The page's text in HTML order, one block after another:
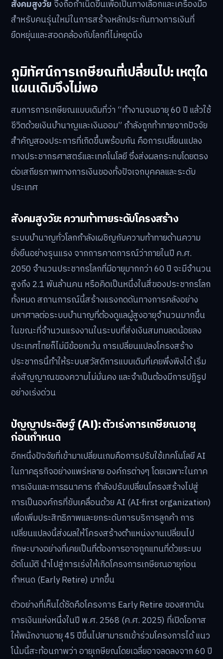
สังคมสูงวัย จึงถือกำเนิดขึ้นเพื่อเป็นทางเลือกและเครื่องมือ
สำหรับคนรุ่นใหม่ในการสร้างหลักประกันทางการเงินที่
ยืดหยุ่นและสอดคล้องกับโลกที่ไม่หยุดนิ่ง
ภูมิทัศน์การเกษียณที่เปลี่ยนไป: เหตุใด
แผนเดิมจึงไม่พอ
สมการการเกษียณแบบเดิมที่ว่า “ทำงานจนอายุ 60 ปี แล้วใช้
ชีวิตด้วยเงินบำนาญและเงินออม” กำลังถูกท้าทายจากปัจจัย
สำคัญสองประการที่เกิดขึ้นพร้อมกัน คือการเปลี่ยนแปลง
ทางประชากรศาสตร์และเทคโนโลยี ซึ่งส่งผลกระทบโดยตรง
ต่อเสถียรภาพทางการเงินของทั้งปัจเจกบุคคลและระดับ
ประเทศ
สังคมสูงวัย: ความท้าทายระดับโครงสร้าง
ระบบบำนาญทั่วโลกกำลังเผชิญกับความท้าทายด้านความ
ยั่งยืนอย่างรุนแรง จากการคาดการณ์ว่าภายในปี ค.ศ.
2050 จำนวนประชากรโลกที่มีอายุมากกว่า 60 ปี จะมีจำนวน
สูงถึง 2.1 พันล้านคน หรือคิดเป็นหนึ่งในสี่ของประชากรโลก
ทั้งหมด สถานการณ์นี้สร้างแรงกดดันทางการคลังอย่าง
มหาศาลต่อระบบบำนาญที่ต้องดูแลผู้สูงอายุจำนวนมากขึ้น
ในขณะที่จำนวนแรงงานในระบบที่ส่งเงินสมทบลดน้อยลง
ประเทศไทยก็ไม่มีข้อยกเว้น การเปลี่ยนแปลงโครงสร้าง
ประชากรนี้ทำให้ระบบสวัสดิการแบบเดิมที่เคยพึ่งพิงได้ เริ่ม
ส่งสัญญาณของความไม่มั่นคง และจำเป็นต้องมีการปฏิรูป
อย่างเร่งด่วน
ปัญญาประดิษฐ์ (AI): ตัวเร่งการเกษียณอายุ
ก่อนกำหนด
อีกหนึ่งปัจจัยที่เข้ามาเปลี่ยนเกมคือการปรับใช้เทคโนโลยี AI
ในภาคธุรกิจอย่างแพร่หลาย องค์กรต่างๆ โดยเฉพาะในภาค
การเงินและการธนาคาร กำลังปรับเปลี่ยนโครงสร้างไปสู่
การเป็นองค์กรที่ขับเคลื่อนด้วย AI (AI-first organization)
เพื่อเพิ่มประสิทธิภาพและยกระดับการบริการลูกค้า การ
เปลี่ยนแปลงนี้ส่งผลให้โครงสร้างตำแหน่งงานเปลี่ยนไป
ทักษะบางอย่างที่เคยเป็นที่ต้องการอาจถูกแทนที่ด้วยระบบ
อัตโนมัติ นำไปสู่การเร่งให้เกิดโครงการเกษียณอายุก่อน
กำหนด (Early Retire) มากขึ้น
ตัวอย่างที่เห็นได้ชัดคือโครงการ Early Retire ของสถาบัน
การเงินแห่งหนึ่งในปี พ.ศ. 2568 (ค.ศ. 2025) ที่เปิดโอกาส
ให้พนักงานอายุ 45 ปีขึ้นไปสามารถเข้าร่วมโครงการได้ แนว
โน้มนี้สะท้อนภาพว่า อายุเกษียณโดยเฉลี่ยอาจลดลงจาก 60 ปี